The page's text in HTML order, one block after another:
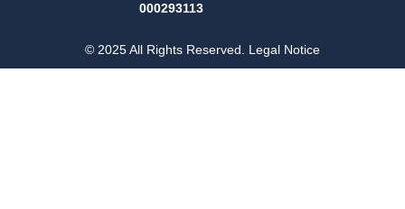
000293113
© 2025 All Rights Reserved. Legal Notice